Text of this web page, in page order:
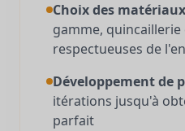
Choix des
gamme,
respectueuses de
Développement de
itérations jusqu'à
parfait